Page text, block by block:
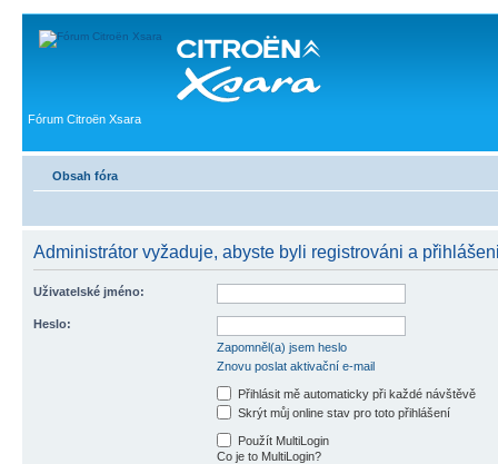
Fórum Citroën Xsara
Obsah fóra
Administrátor vyžaduje, abyste byli registrováni a
Uživatelské jméno:
Heslo:
Zapomněl(a) jsem heslo
Znovu poslat aktivační e-mail
Přihlásit mě automaticky při každé návštěvě
Skrýt můj online stav pro toto přihlášení
Použít MultiLogin
Co je to MultiLogin?